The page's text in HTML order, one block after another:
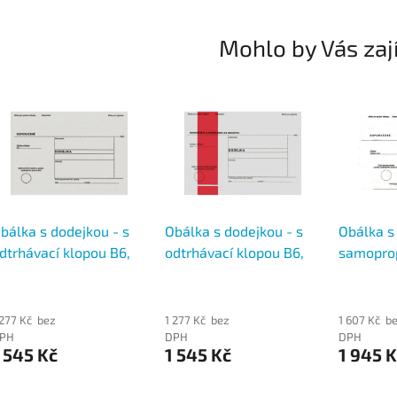
Mohlo by Vás
s dodejkou - s
klopou B6,
Kč bez
545 Kč
Obálka s dodejkou - s
odtrhávací klopou B6,
1 277 Kč bez
DPH
1 545 Kč
Obálka
1000 ks,
1 607 Kč
DPH
1 945